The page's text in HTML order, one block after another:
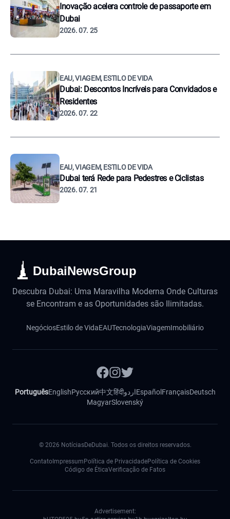
Inovação acelera controle de passaporte em
Dubai
2026. 07. 25
EAU, VIAGEM, ESTILO DE VIDA
Dubai: Descontos Incríveis para Convidados e
Residentes
2026. 07. 22
EAU, VIAGEM, ESTILO DE VIDA
Dubai terá Rede para Pedestres e Ciclistas
2026. 07. 21
DubaiNewsGroup
Descubra Dubai: Uma Maravilha Moderna Onde Culturas
se Encontram e as Oportunidades são Ilimitadas.
NegóciosEstilo de VidaEAUTecnologiaViagemImobiliário
PortuguêsEnglishРусский中文हिंदीاردوEspañol FrançaisDeutsch
MagyarSlovenský
© 2026 NotíciasDeDubai. Todos os direitos reservados.
Contato Impressum Política de PrivacidadePolítica de Cookies
Código de ÉticaVerificação de Fatos
Advertisement: